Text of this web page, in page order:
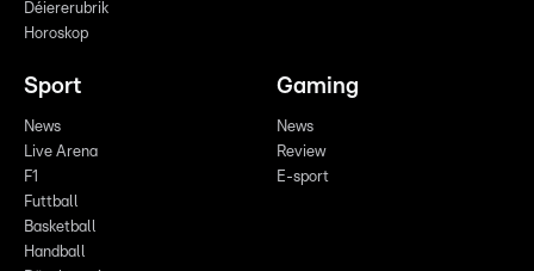
Déiererubrik
Horoskop
Sport
News
Live Arena
F1
Futtball
Basketball
Handball
Gaming
News
Review
E-sport